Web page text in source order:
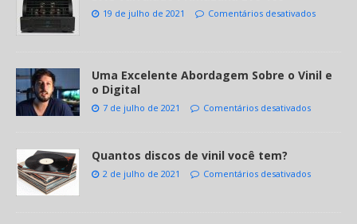
19 de julho de 2021 Comentários desativados
Uma Excelente Abordagem Sobre o Vinil e
o Digital
7 de julho de 2021 Comentários desativados
Quantos discos de vinil você tem?
2 de julho de 2021 Comentários desativados